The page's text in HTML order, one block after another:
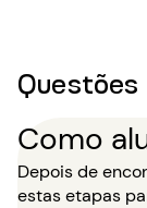
Como
Depois de
estas etapas